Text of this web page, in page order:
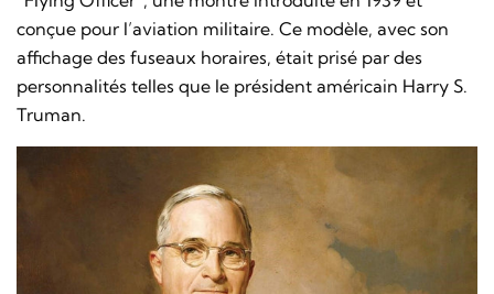
conçue pour l’aviation militaire. Ce modèle, avec son
affichage des fuseaux horaires, était prisé par des
personnalités telles que le président américain Harry S.
Truman.